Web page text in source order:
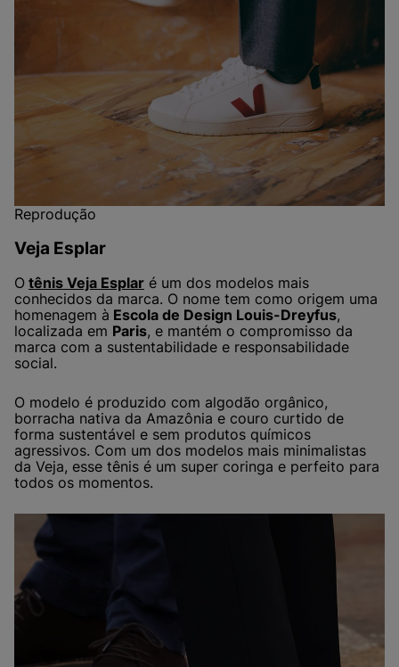
Reprodução
Veja Esplar
O tênis Veja Esplar é um dos modelos mais
conhecidos da marca. O nome tem como origem uma
homenagem à Escola de Design Louis-Dreyfus,
localizada em Paris, e mantém o compromisso da
marca com a sustentabilidade e responsabilidade
social.
O modelo é produzido com algodão orgânico,
borracha nativa da Amazônia e couro curtido de
forma sustentável e sem produtos químicos
agressivos. Com um dos modelos mais minimalistas
da Veja, esse tênis é um super coringa e perfeito para
todos os momentos.